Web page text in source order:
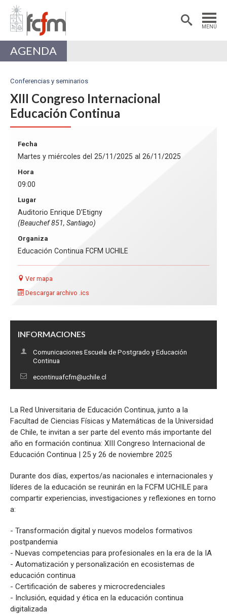
MENÚ
Estudiantes
Académicas/os
AGENDA
Conferencias y seminarios
XIII Congreso Internacional
Educación Continua
INFORMACIONES
Comunicaciones Escuela de Postgrado y Educación
Continua
econtinuafcfm@uchile.cl
Fecha
Martes y miércoles del 25/11/2025 al 26/11/2025
Hora
09:00
Lugar
Auditorio Enrique D'Etigny
(Beauchef 851, Santiago)
Organiza
Educación Continua FCFM UCHILE
Ver mapa
Descargar archivo .ics
La Red Universitaria de Educación Continua, junto a la
Facultad de Ciencias Físicas y Matemáticas de la Universidad
de Chile, te invitan a ser parte del evento más importante del
año en formación continua: XIII Congreso Internacional de
Educación Continua | 25 y 26 de noviembre 2025
Durante dos días, expertos/as nacionales e internacionales y
líderes de la educación se reunirán en la FCFM UCHILE para
compartir experiencias, investigaciones y reflexiones en torno
a:
- Transformación digital y nuevos modelos formativos
postpandemia
- Nuevas competencias para profesionales en la era de la IA
- Automatización y personalización en ecosistemas de
educación continua
- Certificación de saberes y microcredenciales
- Inclusión, equidad y ética en la educación continua
digitalizada